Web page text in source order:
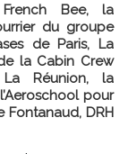
Bee, la
du groupe
de Paris, La
la Cabin Crew
Réunion, la
pour
Fontanaud, DRH